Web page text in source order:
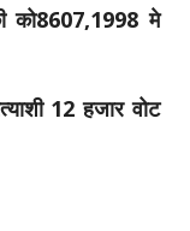
को8607,1998 मे
12 हजार वोट